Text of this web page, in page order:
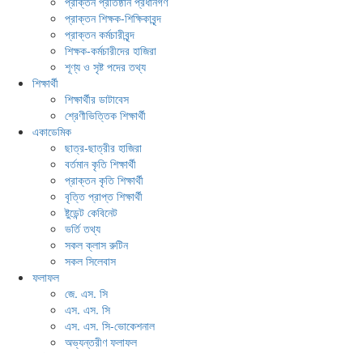
প্রাক্তন শিক্ষক-শিক্ষিকাবৃন্দ
প্রাক্তন কর্মচারীবৃন্দ
শিক্ষক-কর্মচারীদের হাজিরা
শূণ্য ও সৃষ্ট পদের তথ্য
শিক্ষার্থী
শিক্ষার্থীর ডাটাবেস
শ্রেণীভিত্তিক শিক্ষার্থী
একাডেমিক
ছাত্র-ছাত্রীর হাজিরা
বর্তমান কৃতি শিক্ষার্থী
প্রাক্তন কৃতি শিক্ষার্থী
বৃত্তি প্রাপ্ত শিক্ষার্থী
ষ্টুডেন্ট কেবিনেট
ভর্তি তথ্য
সকল ক্লাস রুটিন
সকল সিলেবাস
ফলাফল
জে. এস. সি
এস. এস. সি
এস. এস. সি-ভোকেশনাল
অভ্যন্তরীণ ফলাফল